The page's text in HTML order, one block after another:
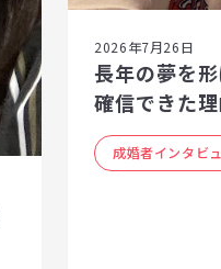
2026年7月26日
長年の夢を
確信できた
成婚者インタビ